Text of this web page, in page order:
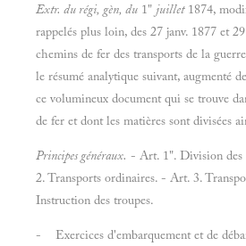
Extr. du régi, gèn, du 1" juillet1874,
rappelés plus loin, des 27 janv. 1877 et
chemins de fer des transports de la
le résumé analytique suivant, augmenté
ce volumineux document qui se trouve
de fer et dont les matières sont divisées
Principes généraux. - Art. 1". Division
2. Transports ordinaires. - Art. 3.
Instruction des troupes.
- Exercices d'embarquement et de